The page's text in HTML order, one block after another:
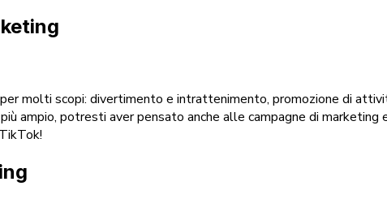
molti scopi: divertimento e intrattenimento, promozione di
ampio, potresti aver pensato anche alle campagne di